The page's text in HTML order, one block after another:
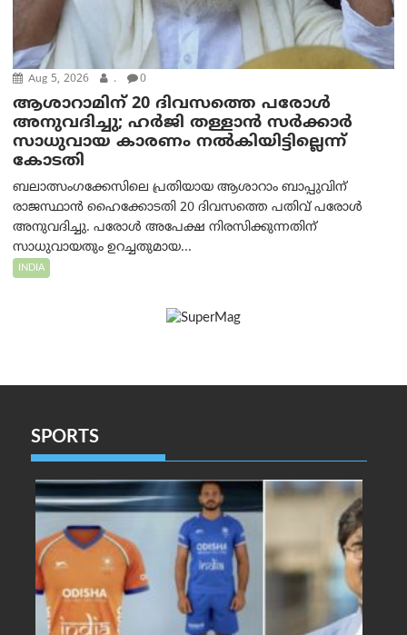
Aug 5, 2026 . 0
ആശാറാമിന് 20 ദിവസത്തെ പരോൾ
അനുവദിച്ചു; ഹർജി തള്ളാൻ സർക്കാർ
സാധുവായ കാരണം നൽകിയിട്ടില്ലെന്ന്
കോടതി
ബലാത്സംഗക്കേസിലെ പ്രതിയായ ആശാറാം ബാപ്പുവിന്
രാജസ്ഥാൻ ഹൈക്കോടതി 20 ദിവസത്തെ പതിവ് പരോൾ
അനുവദിച്ചു. പരോൾ അപേക്ഷ നിരസിക്കുന്നതിന്
സാധുവായതും ഉറച്ചതുമായ...
INDIA
SPORTS